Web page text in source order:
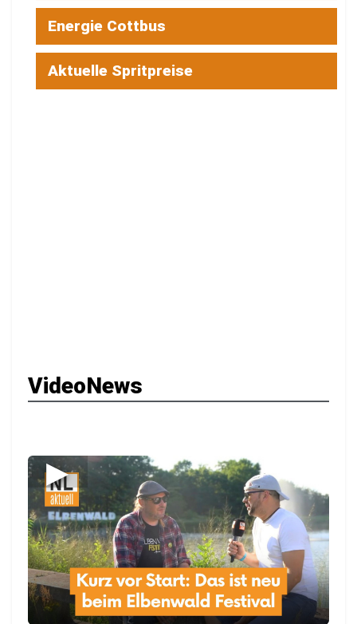
Energie Cottbus
Aktuelle Spritpreise
VideoNews
▶